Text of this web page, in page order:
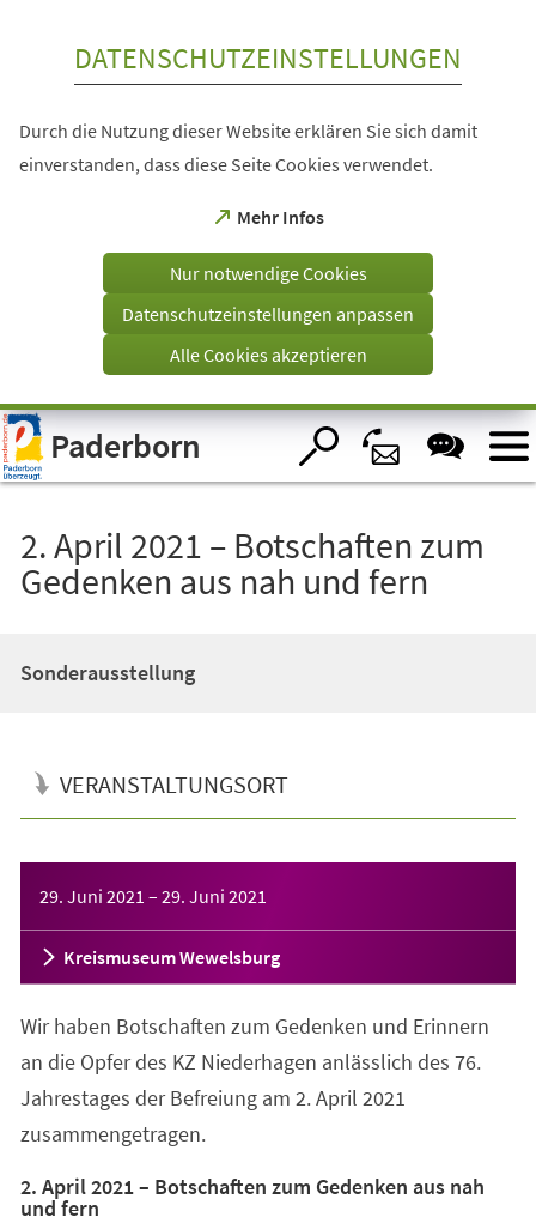
Visuelle
Assistenzsoftware
öffnen.
DATENSCHUTZEINSTELLUNGEN
Durch die Nutzung dieser Website erklären Sie sich damit
einverstanden, dass diese Seite Cookies verwendet.
Mehr Infos
(Öffnet
einem
Tab)
Nur notwendige Cookies
Datenschutzeinstellungen anpassen
Alle Cookies akzeptieren
Paderborn
2. April 2021 – Botschaften zum
Gedenken aus nah und fern
Sonderausstellung
VERANSTALTUNGSORT
29. Juni 2021 – 29. Juni 2021
Kreismuseum Wewelsburg
Wir haben Botschaften zum Gedenken und Erinnern
an die Opfer des KZ Niederhagen anlässlich des 76.
Jahrestages der Befreiung am 2. April 2021
zusammengetragen.
2. April 2021 – Botschaften zum Gedenken aus nah
und fern